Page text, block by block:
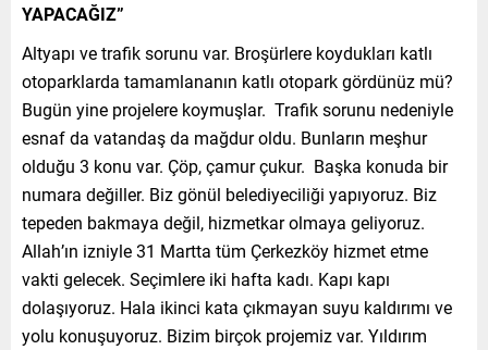
YAPACAĞIZ”
Altyapı ve trafik sorunu var. Broşürlere koydukları katlı
otoparklarda tamamlananın katlı otopark gördünüz mü?
Bugün yine projelere koymuşlar. Trafik sorunu nedeniyle
esnaf da vatandaş da mağdur oldu. Bunların meşhur
olduğu 3 konu var. Çöp, çamur çukur. Başka konuda bir
numara değiller. Biz gönül belediyeciliği yapıyoruz. Biz
tepeden bakmaya değil, hizmetkar olmaya geliyoruz.
Allah’ın izniyle 31 Martta tüm Çerkezköy hizmet etme
vakti gelecek. Seçimlere iki hafta kadı. Kapı kapı
dolaşıyoruz. Hala ikinci kata çıkmayan suyu kaldırımı ve
yolu konuşuyoruz. Bizim birçok projemiz var. Yıldırım